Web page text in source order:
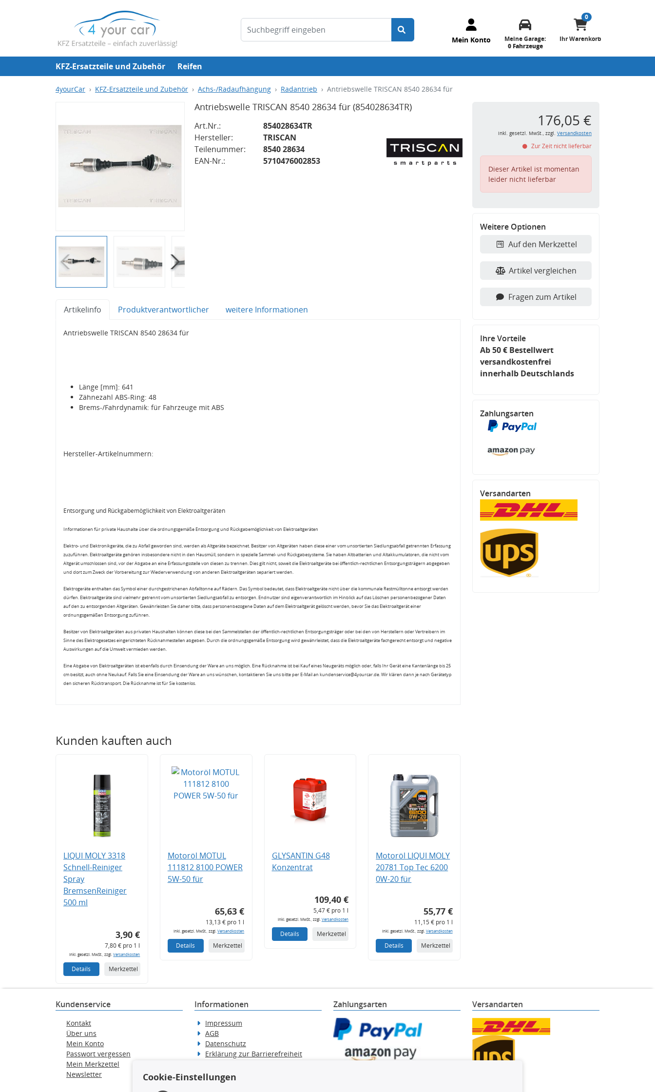
Mein Konto
Meine Garage:
0 Fahrzeuge
0
Ihr Warenkorb
KFZ-Ersatzteile und Zubehör Reifen
4yourCar KFZ-Ersatzteile und Zubehör Achs-/Radaufhängung Radantrieb Antriebswelle TRISCAN 8540 28634 für
Antriebswelle TRISCAN 8540 28634 für (854028634TR)
Art.Nr.:
854028634TR
Hersteller:
TRISCAN
Teilenummer:
8540 28634
EAN-Nr.:
5710476002853
Artikelinfo Produktverantwortlicher weitere Informationen
Antriebswelle TRISCAN 8540 28634 für
Länge [mm]: 641
Zähnezahl ABS-Ring: 48
Brems-/Fahrdynamik: für Fahrzeuge mit ABS
Hersteller-Artikelnummern:
Entsorgung und Rückgabemöglichkeit von Elektroaltgeräten
Informationen für private Haushalte über die ordnungsgemäße Entsorgung und Rückgabemöglichkeit von Elektroaltgeräten
Elektro- und Elektronikgeräte, die zu Abfall geworden sind, werden als Altgeräte bezeichnet. Besitzer von Altgeräten haben diese einer vom unsortierten Siedlungsabfall getrennten Erfassung
zuzuführen. Elektroaltgeräte gehören insbesondere nicht in den Hausmüll, sondern in spezielle Sammel- und Rückgabesysteme. Sie haben Altbatterien und Altakkumulatoren, die nicht vom
Altgerät umschlossen sind, vor der Abgabe an eine Erfassungsstelle von diesen zu trennen. Dies gilt nicht, soweit die Elektroaltgeräte bei öffentlich-rechtlichen Entsorgungsträgern abgegeben
und dort zum Zweck der Vorbereitung zur Wiederverwendung von anderen Elektroaltgeräten separiert werden.
Elektrogeräte enthalten das Symbol einer durchgestrichenen Abfalltonne auf Rädern. Das Symbol bedeutet, dass Elektroaltgeräte nicht über die kommunale Restmülltonne entsorgt werden
dürfen. Elektroaltgeräte sind vielmehr getrennt vom unsortierten Siedlungsabfall zu entsorgen. Endnutzer sind eigenverantwortlich im Hinblick auf das Löschen personenbezogener Daten
auf den zu entsorgenden Altgeräten. Gewährleisten Sie daher bitte, dass personenbezogene Daten auf dem Elektroaltgerät gelöscht werden, bevor Sie das Elektroaltgerät einer
ordnungsgemäßen Entsorgung zuführen.
Besitzer von Elektroaltgeräten aus privaten Haushalten können diese bei den Sammelstellen der öffentlich-rechtlichen Entsorgungsträger oder bei den von Herstellern oder Vertreibern im
Sinne des Elektrogesetzes eingerichteten Rücknahmestellen abgeben. Durch die ordnungsgemäße Entsorgung wird gewährleistet, dass die Elektroaltgeräte fachgerecht entsorgt und negative
Auswirkungen auf die Umwelt vermieden werden.
Eine Abgabe von Elektroaltgeräten ist ebenfalls durch Einsendung der Ware an uns möglich. Eine Rücknahme ist bei Kauf eines Neugeräts möglich oder, falls Ihr Gerät eine Kantenlänge bis 25
cm besitzt, auch ohne Neukauf. Falls Sie eine Einsendung der Ware an uns wünschen, kontaktieren Sie uns bitte per E-Mail an kundenservice@4yourcar.de. Wir klären dann je nach Gerätetyp
den sicheren Rücktransport. Die Rücknahme ist für Sie kostenlos.
Kunden kauften auch
LIQUI MOLY 3318
Schnell-Reiniger
Spray
BremsenReiniger
500 ml
3,90 €
7,80 € pro 1 l
inkl. gesetzl. MwSt., zzgl.Versandkosten
Details Merkzettel
Motoröl MOTUL
111812 8100 POWER
5W-50 für
65,63 €
13,13 € pro 1 l
inkl. gesetzl. MwSt., zzgl.Versandkosten
Details Merkzettel
GLYSANTIN G48
Konzentrat
109,40 €
5,47 € pro 1 l
inkl. gesetzl. MwSt., zzgl. Versandkosten
Details Merkzettel
Motoröl LIQUI MOLY
20781 Top Tec 6200
0W-20 für
55,77 €
11,15 € pro 1 l
inkl. gesetzl. MwSt., zzgl. Versandkosten
Details Merkzettel
176,05 €
inkl. gesetzl. MwSt., zzgl. Versandkosten
Zur Zeit nicht lieferbar
Dieser Artikel ist momentan
leider nicht lieferbar
Weitere Optionen
Auf den Merkzettel
Artikel vergleichen
Fragen zum Artikel
Ihre Vorteile
Ab 50 € Bestellwert
versandkostenfrei
innerhalb Deutschlands
Zahlungsarten
Versandarten
Kundenservice
Kontakt
Über uns
Mein Konto
Passwort vergessen
Mein Merkzettel
Newsletter
Informationen
Impressum
AGB
Datenschutz
Erklärung zur Barrierefreiheit
Widerrufsbelehrung
Vertrag widerrufen
Zahlungsarten Versandarten
Cookie-Einstellungen